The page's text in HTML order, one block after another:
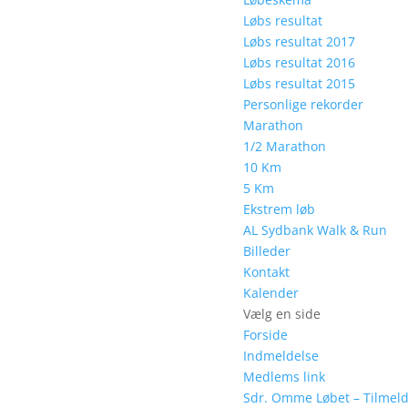
Løbs resultat
Løbs resultat 2017
Løbs resultat 2016
Løbs resultat 2015
Personlige rekorder
Marathon
1/2 Marathon
10 Km
5 Km
Ekstrem løb
AL Sydbank Walk & Run
Billeder
Kontakt
Kalender
Vælg en side
Forside
Indmeldelse
Medlems link
Sdr. Omme Løbet –